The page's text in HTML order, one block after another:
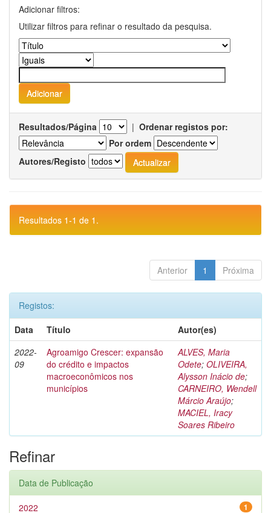
Adicionar filtros:
Utilizar filtros para refinar o resultado da pesquisa.
Resultados/Página | Ordenar registos por:
Por ordem
Autores/Registo
Resultados 1-1 de 1.
Anterior 1 Próxima
Registos:
Data
Título
Autor(es)
2022-
09
Agroamigo Crescer: expansão
do crédito e impactos
macroeconômicos nos
municípios
ALVES, Maria
Odete; OLIVEIRA,
Alysson Inácio de;
CARNEIRO, Wendell
Márcio Araújo;
MACIEL, Iracy
Soares Ribeiro
Refinar
Data de Publicação
1
2022